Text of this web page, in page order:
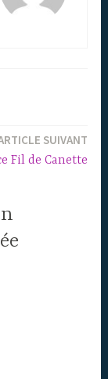
SUIVANT
Fil de Canette